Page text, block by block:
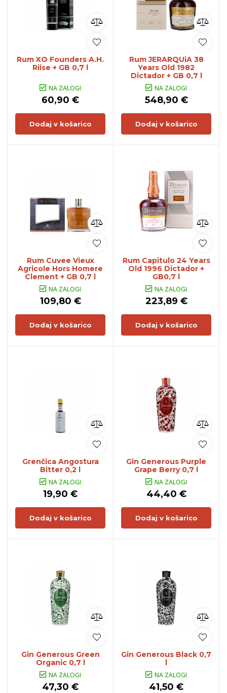
Rum XO Founders A.H.
Riise + GB 0,7 l
NA ZALOGI
60,90 €
Dodaj v košarico
Rum JERARQUiA 38
Years Old 1982
Dictador + GB 0,7 l
NA ZALOGI
548,90 €
Dodaj v košarico
Rum Cuvee Vieux
Agricole Hors Homere
Clement + GB 0,7 l
NA ZALOGI
109,80 €
Dodaj v košarico
Rum Capitulo 24 Years
Old 1996 Dictador +
GB0,7 l
NA ZALOGI
223,89 €
Dodaj v košarico
Grenčica Angostura
Bitter 0,2 l
NA ZALOGI
19,90 €
Dodaj v košarico
Gin Generous Purple
Grape Berry 0,7 l
NA ZALOGI
44,40 €
Dodaj v košarico
Gin Generous Green
Organic 0,7 l
NA ZALOGI
47,30 €
Gin Generous Black 0,7
l
NA ZALOGI
41,50 €